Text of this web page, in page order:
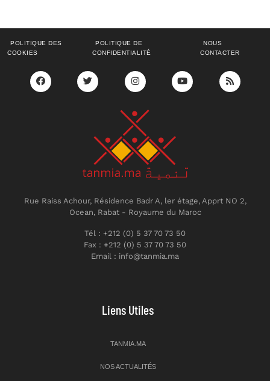
POLITIQUE DES
COOKIES
POLITIQUE DE
CONFIDENTIALITÉ
NOUS
CONTACTER
Rue Raiss Achour, Résidence Badr A, ler étage, Apprt NO 2,
Ocean, Rabat - Royaume du Maroc
Tél : +212 (0) 5 37 70 73 50
Fax : +212 (0) 5 37 70 73 50
Email : info@tanmia.ma
Liens Utiles
TANMIA.MA
NOS ACTUALITÉS